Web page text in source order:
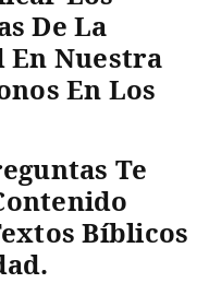
De La
En Nuestra
En Los
Te
Bíblicos